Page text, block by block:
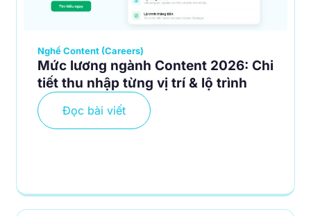
Nghề Content (Careers)
Mức lương ngành Content 2026: Chi
tiết thu nhập từng vị trí & lộ trình
Đọc bài viết